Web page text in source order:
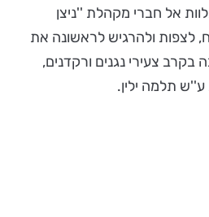
אל חברי מקהלת ''ניצן
לצפות ולהרגיש לראשונה את
צעירי נגנים ורקדנים,
ע''ש תלמה ילין.